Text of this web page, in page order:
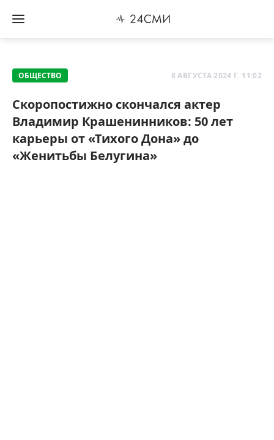
ОБЩЕСТВО 8 АВГУСТА 2024 Г. 11:02
Скоропостижно скончался актер
Владимир Крашенинников: 50 лет
карьеры от «Тихого Дона» до
«Женитьбы Белугина»